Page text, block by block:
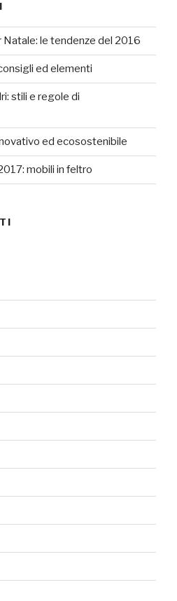
le tendenze del 2016
ed elementi
stili e regole di
ed ecosostenibile
mobili in feltro